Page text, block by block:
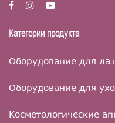
Категории продукта
Оборудование для
Оборудование для
Косметологические